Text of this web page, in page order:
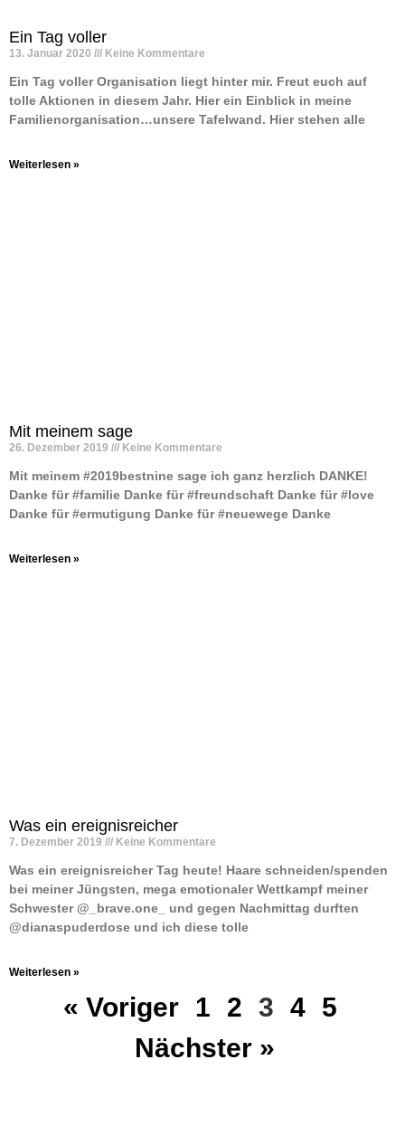
Ein Tag voller
13. Januar 2020 Keine Kommentare
Ein Tag voller Organisation liegt hinter mir. Freut euch auf
tolle Aktionen in diesem Jahr. Hier ein Einblick in meine
Familienorganisation…unsere Tafelwand. Hier stehen alle
Weiterlesen »
Mit meinem sage
26. Dezember 2019 Keine Kommentare
Mit meinem #2019bestnine sage ich ganz herzlich DANKE! ️
Danke für #familie Danke für #freundschaft Danke für #love
Danke für #ermutigung Danke für #neuewege Danke
Weiterlesen »
Was ein ereignisreicher
7. Dezember 2019 Keine Kommentare
Was ein ereignisreicher Tag heute! Haare schneiden/spenden
bei meiner Jüngsten, mega emotionaler Wettkampf meiner
Schwester @_brave.one_ und gegen Nachmittag durften
@dianaspuderdose und ich diese tolle
Weiterlesen »
« Voriger 1 2 3 4 5
Nächster »